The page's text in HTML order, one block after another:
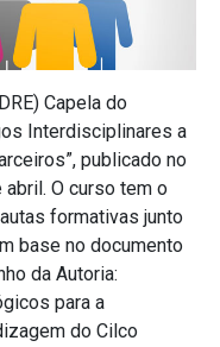
Capela do
Interdisciplinares a
publicado no
O curso tem o
formativas junto
base no documento
da Autoria:
para a
do Cilco